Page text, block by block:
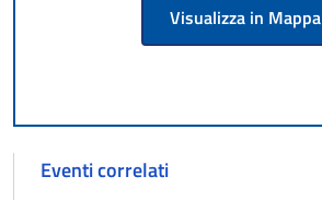
Visualizza in Mappa
Eventi correlati